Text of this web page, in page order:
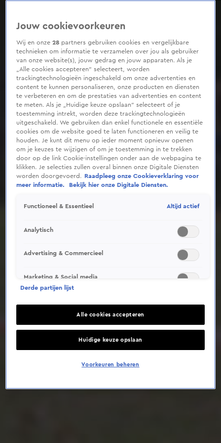
Deze video is niet beschikbaar op je huidige locatie
Jouw cookievoorkeuren
Wij en onze28 partners gebruiken cookies en vergelijkbare
technieken om informatie te verzamelen over jou als gebruiker
van onze website(s), jouw gedrag en jouw apparaten. Als je
„Alle cookies accepteren” selecteert, worden
trackingtechnologieën ingeschakeld om onze advertenties en
content te kunnen personaliseren, onze producten en diensten
te verbeteren en om de prestaties van advertenties en content
te meten. Als je „Huidige keuze opslaan” selecteert of je
toestemming intrekt, worden deze trackingtechnologieën
uitgeschakeld. We gebruiken dan enkel functionele en essentiële
cookies om de website goed te laten functioneren en veilig te
houden. Je kunt dit menu op ieder moment opnieuw openen
om je keuzes te wijzigen of om je toestemming in te trekken
door op de link Cookie-instellingen onder aan de webpagina te
klikken. Je selecties zullen overal binnen onze Digitale Diensten
worden doorgevoerd.
Raadpleeg onze Cookieverklaring voor
meer informatie.
Bekijk hier onze Digitale Diensten.
Functioneel & Essentieel Altijd actief
Analytisch
Advertising & Commercieel
Marketing & Social media
Derde partijen lijst
Alle cookies accepteren
Huidige keuze opslaan
Voorkeuren beheren